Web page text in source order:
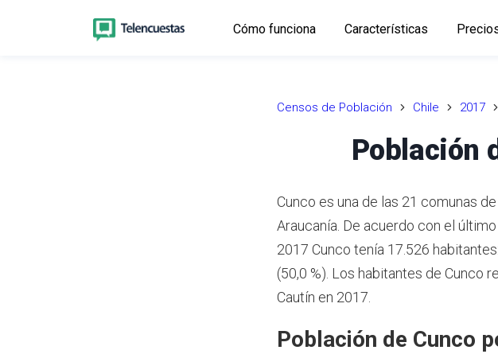
Cómo funciona Características
Censos de Población Chile 2017
Población
Cunco es una de las 21 comunas
Araucanía. De acuerdo con el
2017 Cunco tenía 17.526
(50,0 %). Los habitantes de Cunco
Cautín en 2017.
Población de Cunco